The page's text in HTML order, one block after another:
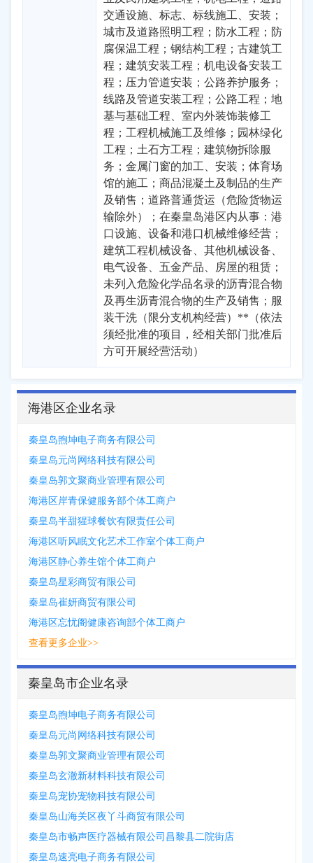
交通设施、标志、标线施工、安装；
城市及道路照明工程；防水工程；防
腐保温工程；钢结构工程；古建筑工
程；建筑安装工程；机电设备安装工
程；压力管道安装；公路养护服务；
线路及管道安装工程；公路工程；地
基与基础工程、室内外装饰装修工
程；工程机械施工及维修；园林绿化
工程；土石方工程；建筑物拆除服
务；金属门窗的加工、安装；体育场
馆的施工；商品混凝土及制品的生产
及销售；道路普通货运（危险货物运
输除外）；在秦皇岛港区内从事：港
口设施、设备和港口机械维修经营；
建筑工程机械设备、其他机械设备、
电气设备、五金产品、房屋的租赁；
未列入危险化学品名录的沥青混合物
及再生沥青混合物的生产及销售；服
装干洗（限分支机构经营）**（依法
须经批准的项目，经相关部门批准后
方可开展经营活动）
海港区企业名录
秦皇岛煦坤电子商务有限公司
秦皇岛元尚网络科技有限公司
秦皇岛郭文聚商业管理有限公司
海港区岸青保健服务部个体工商户
秦皇岛半甜猩球餐饮有限责任公司
海港区听风眠文化艺术工作室个体工商户
海港区静心养生馆个体工商户
秦皇岛星彩商贸有限公司
秦皇岛崔妍商贸有限公司
海港区忘忧阁健康咨询部个体工商户
查看更多企业>>
秦皇岛市企业名录
秦皇岛煦坤电子商务有限公司
秦皇岛元尚网络科技有限公司
秦皇岛郭文聚商业管理有限公司
秦皇岛玄澈新材料科技有限公司
秦皇岛宠协宠物科技有限公司
秦皇岛山海关区夜丫斗商贸有限公司
秦皇岛市畅声医疗器械有限公司昌黎县二院街店
秦皇岛速亮电子商务有限公司